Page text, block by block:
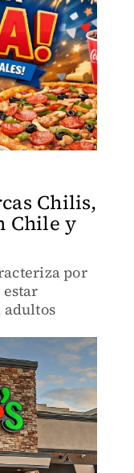
Chilis,
Chile y
por